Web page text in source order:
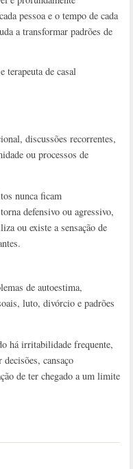
pessoa e o tempo de cada
a transformar padrões de
discussões recorrentes,
ou processos de
nunca ficam
defensivo ou agressivo,
ou existe a sensação de
de autoestima,
luto, divórcio e padrões
há irritabilidade frequente,
cansaço
de ter chegado a um limite